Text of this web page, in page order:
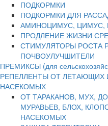
ПОДКОРМКИ
ПОДКОРМКИ ДЛЯ
АМИНОЦИМУС, ЦИМУС,
ПРОДЛЕНИЕ ЖИЗНИ
СТИМУЛЯТОРЫ РОСТА
ПОЧВОУЛУЧШИТЕЛИ
ПРЕМИКСЫ (для
РЕПЕЛЛЕНТЫ ОТ
НАСЕКОМЫХ
ОТ ТАРАКАНОВ, МУХ,
МУРАВЬЕВ, БЛОХ,
НАСЕКОМЫХ